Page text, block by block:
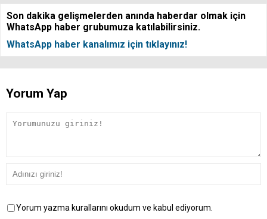
Son dakika gelişmelerden anında haberdar olmak için
WhatsApp haber grubumuza katılabilirsiniz.
WhatsApp haber kanalımız için tıklayınız!
Yorum Yap
Yorum yazma kurallarını okudum ve kabul ediyorum.